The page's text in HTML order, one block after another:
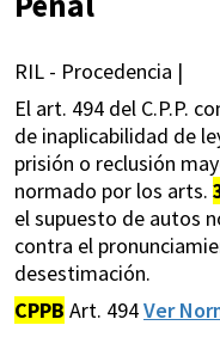
RIL - Procedencia |
El art. 494 del C.P.P.
de inaplicabilidad de
prisión o reclusión
normado por los arts.
el supuesto de autos
contra el
desestimación.
CPPB Art. 494Ver